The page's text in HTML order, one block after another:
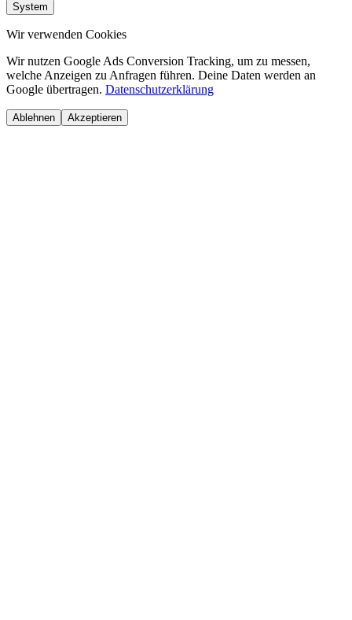
System
Wir verwenden Cookies
Wir nutzen Google Ads Conversion Tracking, um zu messen,
welche Anzeigen zu Anfragen führen. Deine Daten werden an
Google übertragen. Datenschutzerklärung
Ablehnen Akzeptieren